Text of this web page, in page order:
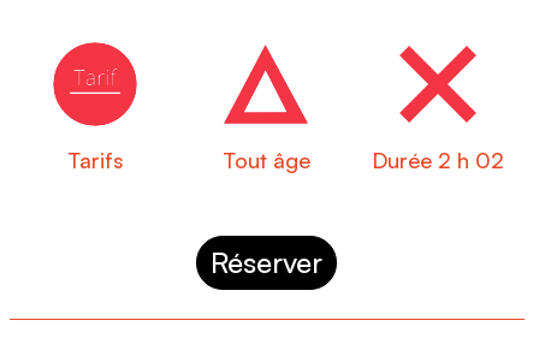
Tarifs Tout âge Durée 2 h 02
Réserver